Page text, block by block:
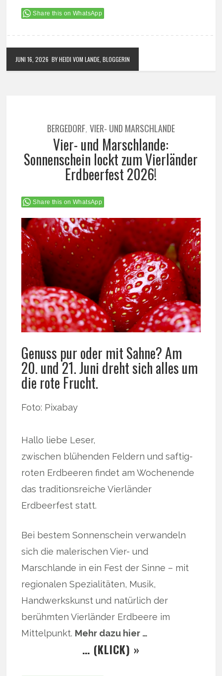
Share this on WhatsApp
JUNI 16, 2026 BY HEIDI VOM LANDE, BLOGGERIN
BERGEDORF, VIER- UND MARSCHLANDE
Vier- und Marschlande:
Sonnenschein lockt zum Vierländer
Erdbeerfest 2026!
Share this on WhatsApp
Genuss pur oder mit Sahne? Am
20. und 21. Juni dreht sich alles um
die rote Frucht.
Foto: Pixabay
Hallo liebe Leser,
zwischen blühenden Feldern und saftig-
roten Erdbeeren findet am Wochenende
das traditionsreiche Vierländer
Erdbeerfest statt.
Bei bestem Sonnenschein verwandeln
sich die malerischen Vier- und
Marschlande in ein Fest der Sinne – mit
regionalen Spezialitäten, Musik,
Handwerkskunst und natürlich der
berühmten Vierländer Erdbeere im
Mittelpunkt. Mehr dazu hier …
… (KLICK) »